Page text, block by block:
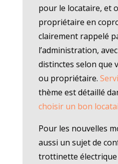
pour le locataire, et
propriétaire en
clairement rappelé
l’administration,
distinctes selon que
ou propriétaire.
thème est détaillé
choisir un bon
Pour les nouvelles
aussi un sujet de
trottinette